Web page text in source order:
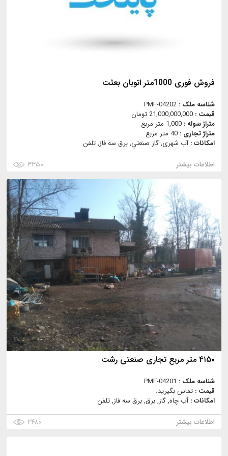
فروش فوری 1000متر اتوبان بعثت
شناسه ملک : PMF-04202
قیمت : 21,000,000,000 تومان
متراژ سوله : 1,000 متر مربع
متراژ تجاری : 40 متر مربع
امکانات :آب شهری, گاز صنعتي, برق سه فاز, تلفن
اطلاعات بیشتر
۳۳۵۰
۴۱۵۰ متر مربع تجاری صنعتی رشت
شناسه ملک : PMF-04201
قیمت : تماس بگیرید.
امکانات :آب چاه, گاز, برق, برق سه فاز, تلفن
اطلاعات بیشتر
۲۴۸۰